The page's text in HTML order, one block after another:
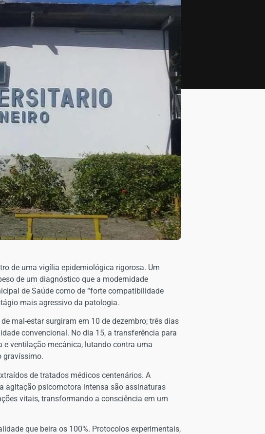
de uma vigília epidemiológica rigorosa. Um
de um diagnóstico que a modernidade
de Saúde como de “forte compatibilidade
mais agressivo da patologia.
mal-estar surgiram em 10 de dezembro; três dias
convencional. No dia 15, a transferência para
e ventilação mecânica, lutando contra uma
gravíssimo.
de tratados médicos centenários. A
agitação psicomotora intensa são assinaturas
vitais, transformando a consciência em um
que beira os 100%. Protocolos experimentais,